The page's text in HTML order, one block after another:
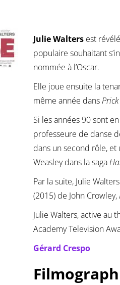
Julie Walters est
populaire souhaitant
nommée à l’Oscar.
Elle joue ensuite la
même année dans
Si les années 90 sont
professeure de danse
dans un second rôle,
Weasley dans la saga
Par la suite, Julie
(2015) de John Crowley,
Julie Walters, active au
Academy Television
Gérard Crespo